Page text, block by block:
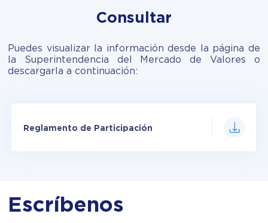
Consultar
Puedes visualizar la información desde la página de
la Superintendencia del Mercado de Valores o
descargarla a continuación:
Reglamento de Participación
Escríbenos